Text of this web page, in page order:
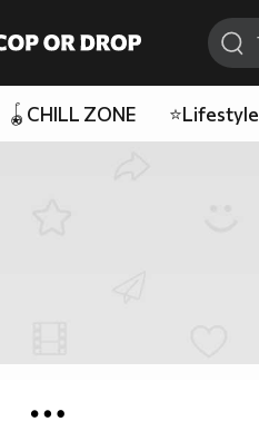
🪀CHILL ZONE ⭐Lifestyle